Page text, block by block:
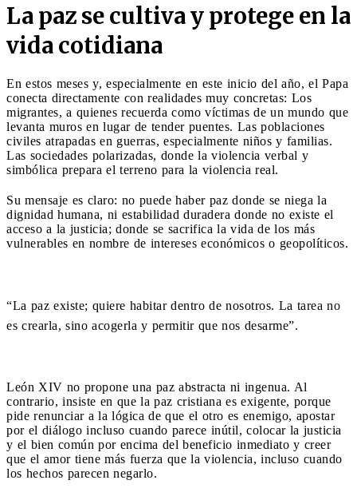
La paz se cultiva y protege en la
vida cotidiana
En estos meses y, especialmente en este inicio del año, el Papa
conecta directamente con realidades muy concretas: Los
migrantes, a quienes recuerda como víctimas de un mundo que
levanta muros en lugar de tender puentes. Las poblaciones
civiles atrapadas en guerras, especialmente niños y familias.
Las sociedades polarizadas, donde la violencia verbal y
simbólica prepara el terreno para la violencia real.
Su mensaje es claro: no puede haber paz donde se niega la
dignidad humana, ni estabilidad duradera donde no existe el
acceso a la justicia; donde se sacrifica la vida de los más
vulnerables en nombre de intereses económicos o geopolíticos.
“La paz existe; quiere habitar dentro de nosotros. La tarea no
es crearla, sino acogerla y permitir que nos desarme”.
León XIV no propone una paz abstracta ni ingenua. Al
contrario, insiste en que la paz cristiana es exigente, porque
pide renunciar a la lógica de que el otro es enemigo, apostar
por el diálogo incluso cuando parece inútil, colocar la justicia
y el bien común por encima del beneficio inmediato y creer
que el amor tiene más fuerza que la violencia, incluso cuando
los hechos parecen negarlo.